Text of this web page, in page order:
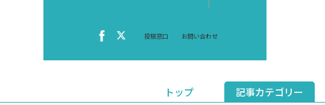
投稿窓口 お問い合わせ
トップ
記事カテゴリー